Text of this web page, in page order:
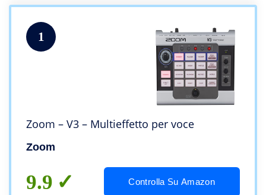
1
Zoom – V3 – Multieffetto per voce
Zoom
9.9 Controlla Su Amazon